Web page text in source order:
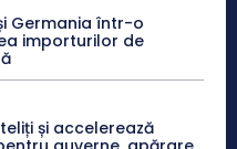
Germania într-o
importurilor de
și accelerează